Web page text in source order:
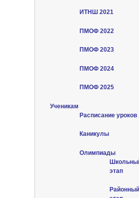
ИТНШ 2021
ПМОФ 2022
ПМОФ 2023
ПМОФ 2024
ПМОФ 2025
Ученикам
Расписание уроков
Каникулы
Олимпиады
этап
Районный